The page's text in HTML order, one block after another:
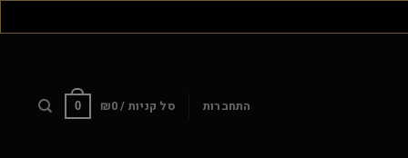
התחברות סל קניות / ₪0
0